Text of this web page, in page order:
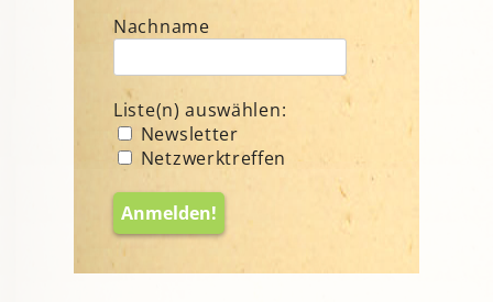
Nachname
Liste(n) auswählen:
Newsletter
Netzwerktreffen